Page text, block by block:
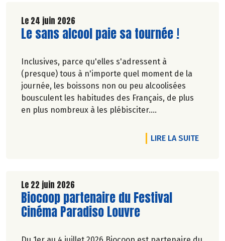
Le 24 juin 2026
Lire la suite de l'article
Le sans alcool paie sa tournée !
Inclusives, parce qu'elles s'adressent à
(presque) tous à n'importe quel moment de la
journée, les boissons non ou peu alcoolisées
bousculent les habitudes des Français, de plus
en plus nombreux à les plébisciter.
LIRE LA SUITEDE
Le 22 juin 2026
Lire la suite de l'article
Biocoop partenaire du Festival
Cinéma Paradiso Louvre